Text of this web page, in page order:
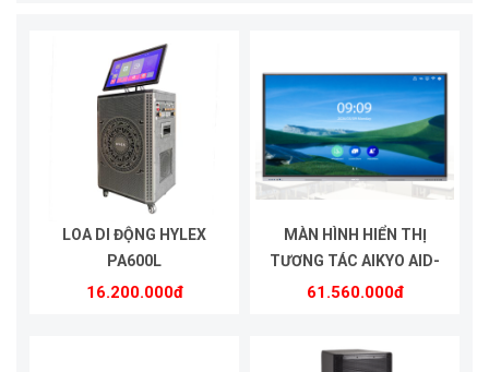
LOA DI ĐỘNG HYLEX
PA600L
16.200.000đ
MÀN HÌNH HIỂN THỊ
TƯƠNG TÁC AIKYO AID-
UHD75A
61.560.000đ